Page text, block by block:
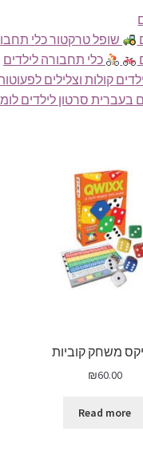
שופל טרקטור כלי
כלי תחבורה לילדים
קולות וצלילים
בעברית סרטון לילדים
משחק קוביות
₪60.00
Read more